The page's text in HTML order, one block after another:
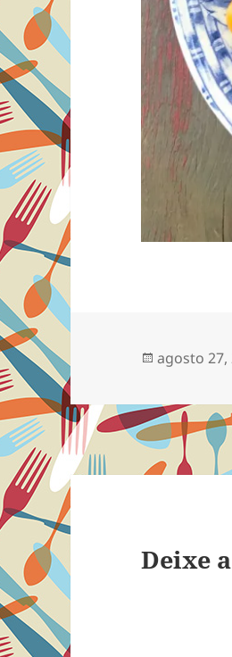
Publicado
agosto 27,
Deixe